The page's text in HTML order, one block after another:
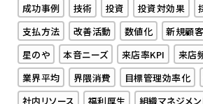
成功事例
技術 投資 投資対効果
支払方法
改善活動 数値化 新規顧客
星のや
本音ニーズ 来店率KPI 来店
業界平均
界隈消費 目標管理効率化
社内リソース
福利厚生 組織マネジメン